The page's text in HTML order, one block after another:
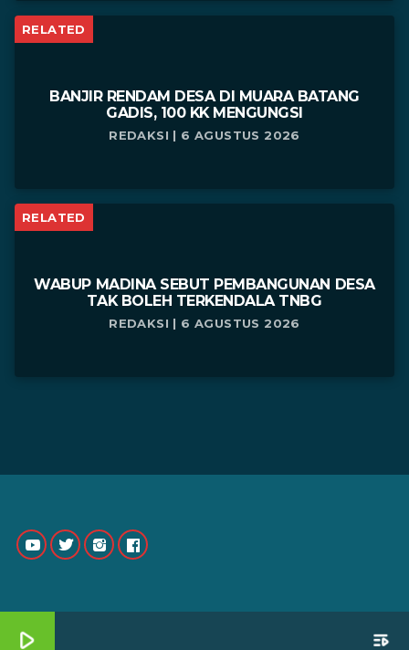
RELATED
BANJIR RENDAM DESA DI MUARA BATANG
GADIS, 100 KK MENGUNGSI
REDAKSI | 6 AGUSTUS 2026
RELATED
WABUP MADINA SEBUT PEMBANGUNAN DESA
TAK BOLEH TERKENDALA TNBG
REDAKSI | 6 AGUSTUS 2026
play_arrow playlist_play